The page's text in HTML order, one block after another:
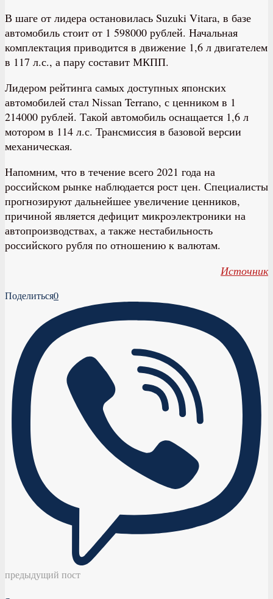
В шаге от лидера остановилась Suzuki Vitara, в базе
автомобиль стоит от 1 598000 рублей. Начальная
комплектация приводится в движение 1,6 л двигателем
в 117 л.с., а пару составит МКПП.
Лидером рейтинга самых доступных японских
автомобилей стал Nissan Terrano, с ценником в 1
214000 рублей. Такой автомобиль оснащается 1,6 л
мотором в 114 л.с. Трансмиссия в базовой версии
механическая.
Напомним, что в течение всего 2021 года на
российском рынке наблюдается рост цен. Специалисты
прогнозируют дальнейшее увеличение ценников,
причиной является дефицит микроэлектроники на
автопроизводствах, а также нестабильность
российского рубля по отношению к валютам.
Источник
Поделиться0
предыдущий пост